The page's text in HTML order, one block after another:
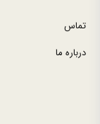
تماس
درباره ما